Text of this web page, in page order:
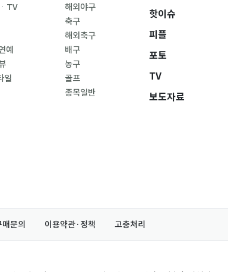
TV
예
일
해외야구
축구
해외축구
배구
농구
골프
종목일반
핫이슈
피플
포토
TV
보도자료
문의 이용약관·정책 고충처리